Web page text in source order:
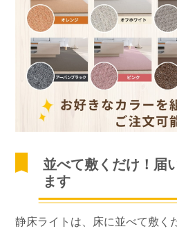
並べて敷くだけ！届
ます
静床ライトは、床に並べて敷く